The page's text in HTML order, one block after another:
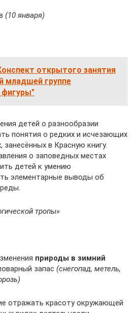
(10 января)
открытого занятия
младшей группе
фигуры"
детей о разнообразии
понятия о редких и исчезающих
занесённых в Красную книгу.
о заповедных местах
детей к умению
элементарные выводы об
тропы»
природы в зимний
запас (снегопад, метель,
отражать красоту окружающей